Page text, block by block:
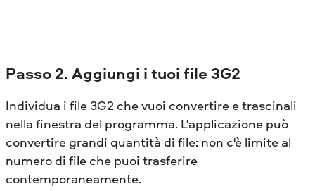
Passo 2. Aggiungi i tuoi file 3G2
Individua i file 3G2 che vuoi convertire e trascinali
nella finestra del programma. L'applicazione può
convertire grandi quantità di file: non c'è limite al
numero di file che puoi trasferire
contemporaneamente.